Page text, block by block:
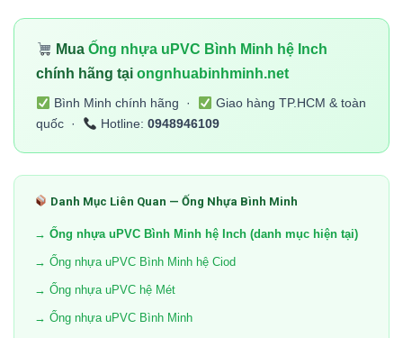
MuaỐng nhựa uPVC Bình Minh hệ Inch
chính hãng tại ongnhuabinhminh.net
Bình Minh chính hãng ·
Giao hàng TP.HCM & toàn
quốc ·
Hotline: 0948946109
Danh Mục Liên Quan — Ống Nhựa Bình Minh
→ Ống nhựa uPVC Bình Minh hệ Inch (danh mục hiện tại)
→ Ống nhựa uPVC Bình Minh hệ Ciod
→ Ống nhựa uPVC hệ Mét
→ Ống nhựa uPVC Bình Minh